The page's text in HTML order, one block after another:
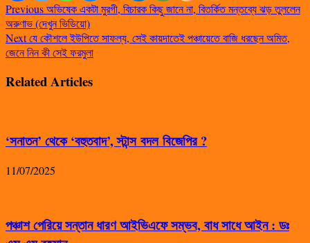
Previousঅভিষেক একটা মুরগী, বিচারক কিছু জানে না, বিতর্কিত মন্তব্যে ঝড় তুললেন
অরুণাভ (দেখুন ভিডিয়ো)
Nextযে কৌশলে ইউপিতে সাফল্য, সেই কায়দাতেই পঞ্চায়েতে বাজি ধরছেন অমিত,
জেনে নিন কী সেই ফরমুলা
Related Articles
‘সনাতন’ থেকে ‘বহুতবাদ’, স্টান্স বদল বিজেপির ?
11/07/2025
পঞ্চাশ পেরিয়ে সন্তান ধারণ আইভিএফে সম্ভব, বাধ সাধে আইন : ডঃ